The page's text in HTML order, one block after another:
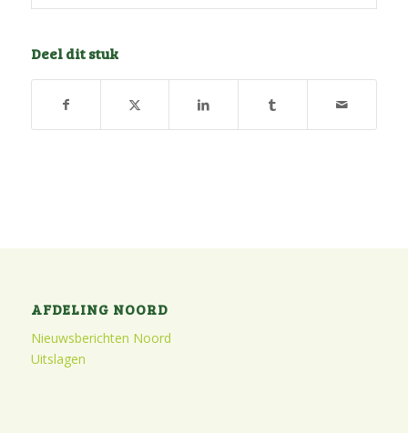
Deel dit stuk
AFDELING NOORD
Nieuwsberichten Noord
Uitslagen